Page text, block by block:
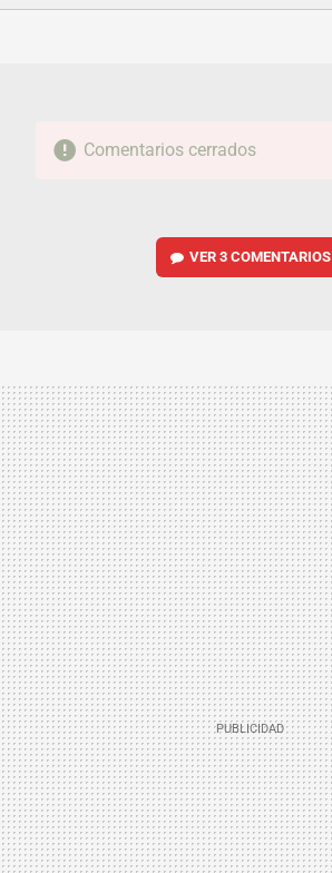
FACEBOOKTWITTERFLIPBOARD
E-
WHATSAPP
Comentarios cerrados
VER3 COMENTARIOS